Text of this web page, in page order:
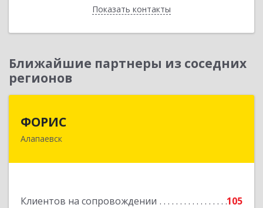
Показать контакты
Назад
Ближайшие партнеры из соседних
регионов
ФОРИС
Алапаевск
Клиентов на сопровождении 105
624601, Свердловская обл, Алапаевск г, Ленина